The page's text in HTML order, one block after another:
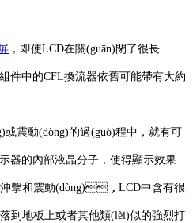
，即使LCD在關(guān)閉了很長
件中的CFL換流器依舊可能帶有大約
震動(dòng)的過(guò)程中，就有可
的內部液晶分子，使得顯示效果
的沖擊和震動(dòng)，LCD中含有很
落到地板上或者其他類(lèi)似的強烈打